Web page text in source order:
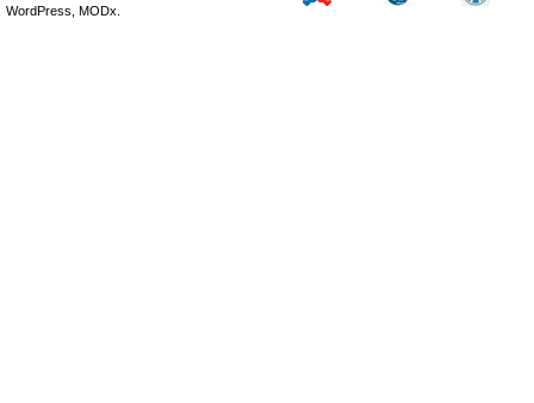
WordPress, MODx.